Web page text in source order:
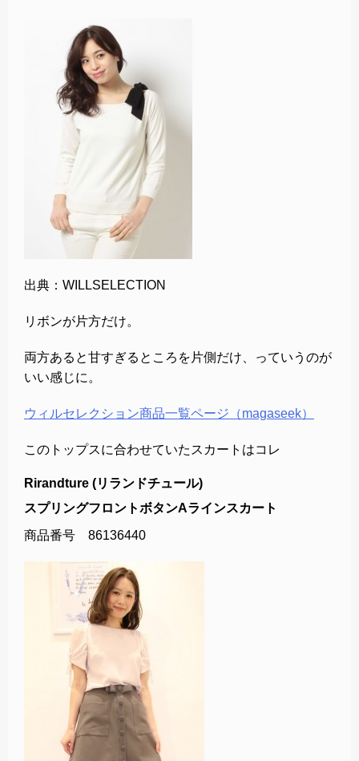
出典：WILLSELECTION
リボンが片方だけ。
両方あると甘すぎるところを片側だけ、っていうのが
いい感じに。
ウィルセレクション商品一覧ページ（magaseek）
このトップスに合わせていたスカートはコレ
Rirandture (リランドチュール)
スプリングフロントボタンAラインスカート
商品番号 86136440